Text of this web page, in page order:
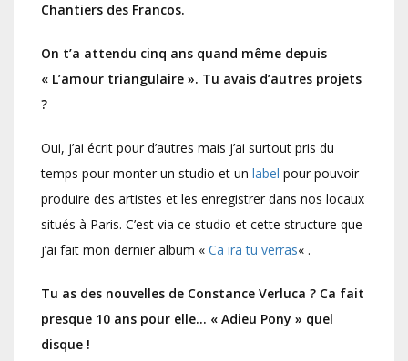
Chantiers des Francos.
On t’a attendu cinq ans quand même depuis
« L’amour triangulaire ». Tu avais d’autres projets
?
Oui, j’ai écrit pour d’autres mais j’ai surtout pris du
temps pour monter un studio et un label pour pouvoir
produire des artistes et les enregistrer dans nos locaux
situés à Paris. C’est via ce studio et cette structure que
j’ai fait mon dernier album « Ca ira tu verras« .
Tu as des nouvelles de Constance Verluca ? Ca fait
presque 10 ans pour elle… « Adieu Pony » quel
disque !